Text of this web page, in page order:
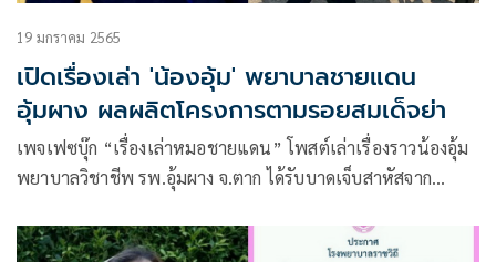
19 มกราคม 2565
เปิดเรื่องเล่า 'น้องอุ้ม' พยาบาลชายแดน
อุ้มผาง ผลผลิตโครงการตามรอยสมเด็จย่า
เพจเฟซบุ๊ก “เรื่องเล่าหมอชายแดน” โพสต์เล่าเรื่องราวน้องอุ้ม
พยาบาลวิชาชีพ รพ.อุ้มผาง จ.ตาก ได้รับบาดเจ็บสาหัสจาก
ถนนสายแม่สอด-อุ้มผาง